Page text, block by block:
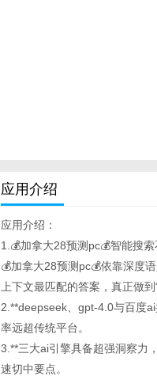
应用介绍
应用介绍：
1.💰加拿大28预测pc💰智能搜
💰加拿大28预测pc💰依靠深度
上下文最匹配的答案，真正做
2.**deepseek、gpt-4.0与百度
率远超传统平台。
3.**三大ai引擎具备超强洞察力
速切中要点。